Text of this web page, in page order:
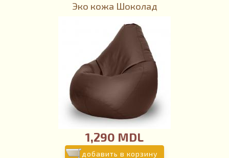
Эко кожа Шоколад
1,290 MDL
добавить в корзину